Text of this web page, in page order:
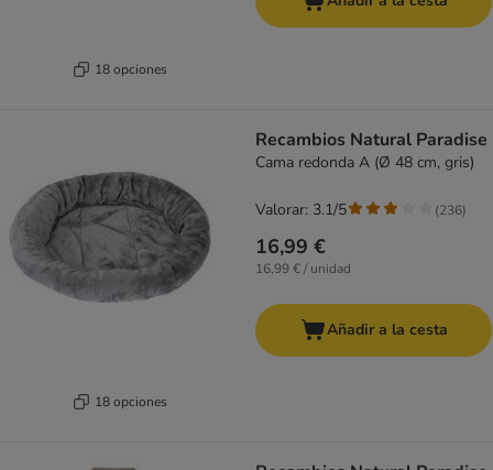
18 opciones
18 opciones
Recambios Natural Paradise
Cama redonda A (Ø 48 cm, gris)
16,99 €
16,99 € / unidad
Valorar: 3.1/5 (236)
Añadir a la cesta